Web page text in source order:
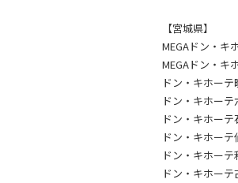
【宮城県】
MEGAドン・キ
MEGAドン・キ
ドン・キホー
ドン・キホー
ドン・キホー
ドン・キホー
ドン・キホーテ
ドン・キホーテ